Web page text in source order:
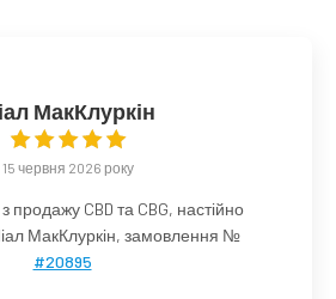
МакКлуркін
15 червня 2026 року
продажу CBD та CBG, настійно
МакКлуркін, замовлення №
#20895